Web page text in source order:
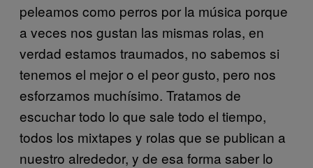
peleamos como perros por la música porque
a veces nos gustan las mismas rolas, en
verdad estamos traumados, no sabemos si
tenemos el mejor o el peor gusto, pero nos
esforzamos muchísimo. Tratamos de
escuchar todo lo que sale todo el tiempo,
todos los mixtapes y rolas que se publican a
nuestro alrededor, y de esa forma saber lo